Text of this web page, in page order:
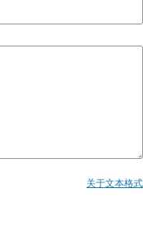
关于文本格式